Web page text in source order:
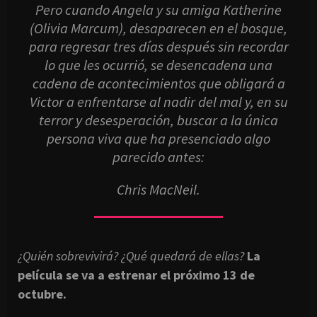
Pero cuando Angela y su amiga Katherine
(Olivia Marcum), desaparecen en el bosque,
para regresar tres días después sin recordar
lo que les ocurrió, se desencadena una
cadena de acontecimientos que obligará a
Victor a enfrentarse al nadir del mal y, en su
terror y desesperación, buscar a la única
persona viva que ha presenciado algo
parecido antes:
Chris MacNeil.
¿Quién sobrevivirá? ¿Qué quedará de ellas? La
película se va a estrenar el próximo 13 de
octubre.